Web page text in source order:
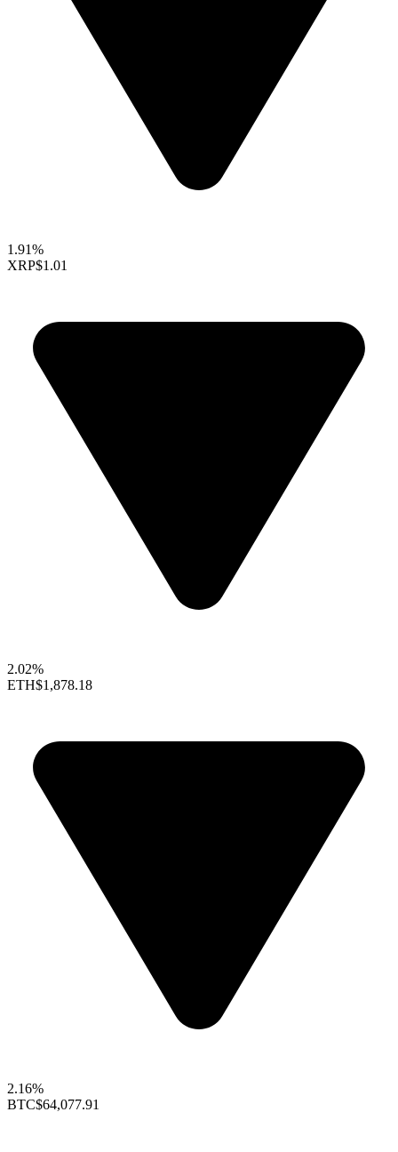
1.91%
XRP$1.01
2.02%
ETH$1,878.18
2.16%
BTC$64,077.91